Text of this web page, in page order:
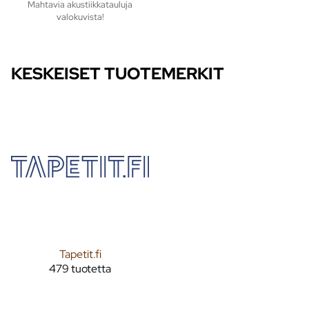
Mahtavia akustiikkatauluja
valokuvista!
KESKEISET TUOTEMERKIT
Tapetit.fi
479 tuotetta